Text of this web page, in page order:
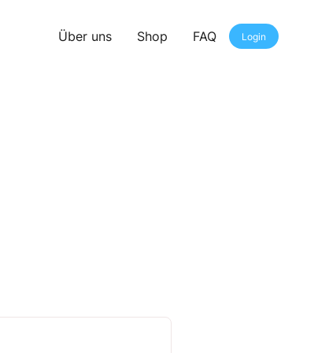
Über uns Shop FAQ Login